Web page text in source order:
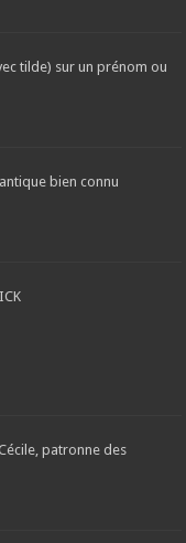
tilde) sur un prénom ou
bien connu
patronne des